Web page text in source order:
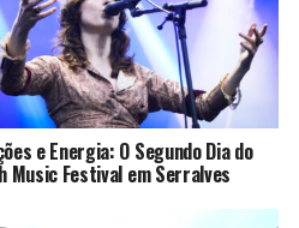
e Energia: O Segundo Dia do
Music Festival em Serralves